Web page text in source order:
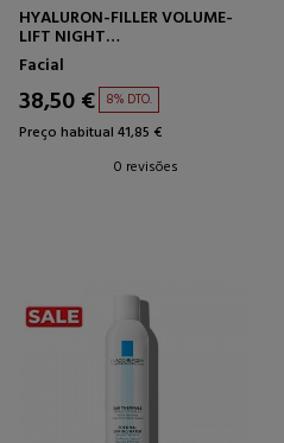
HYALURON-FILLER VOLUME-
LIFT NIGHT
CREME FACIAL NOTURNO
Facial
38,50 € 8% DTO.
Preço habitual 41,85 €
0 revisões